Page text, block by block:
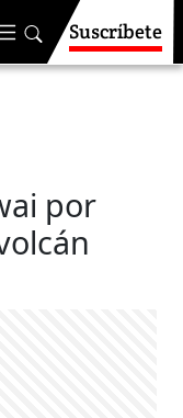
Suscríbete
por